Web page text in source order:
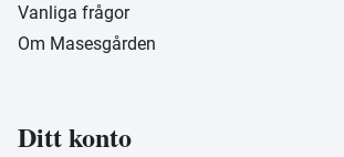
Vanliga frågor
Om Masesgården
Ditt konto